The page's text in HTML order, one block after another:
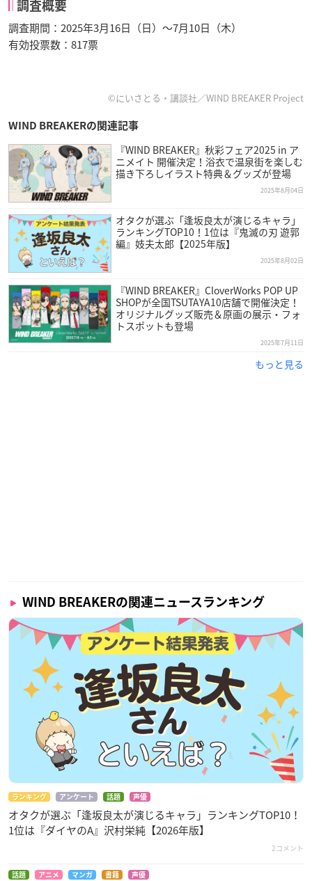
調査概要
調査期間：2025年3月16日（日）～7月10日（木）
有効投票数：817票
©にいさとる・講談社／WIND BREAKER Project
WIND BREAKERの関連記事
『WIND BREAKER』秋彩フェア2025 in ア
ニメイト 開催決定！浴衣で温泉街を楽しむ
描き下ろしイラスト特典＆グッズが登場
2025年8月04日
オタクが選ぶ「逢坂良太が演じるキャラ」
ランキングTOP10！1位は『鬼滅の刃 遊郭
編』妓夫太郎【2025年版】
2025年8月02日
『WIND BREAKER』CloverWorks POP UP
SHOPが全国TSUTAYA10店舗で開催決定！
オリジナルグッズ販売＆原画の展示・フォ
トスポットも登場
2025年7月11日
もっと見る
WIND BREAKERの関連ニュースランキング
ランキング アンケート 話題 声優
オタクが選ぶ「逢坂良太が演じるキャラ」ランキングTOP10！
1位は『ダイヤのA』沢村栄純【2026年版】
2コメント
話題 アニメ マンガ 書籍 声優